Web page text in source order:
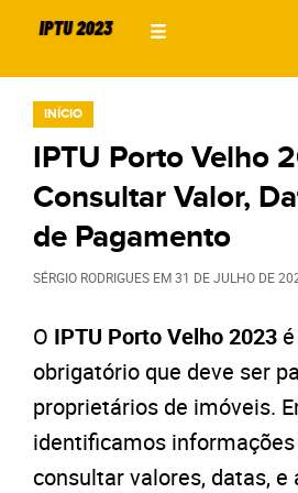
INÍCIO
IPTU Porto Velho
Consultar Valor,
de Pagamento
SÉRGIO RODRIGUES EM31 DE JULHO DE
O IPTU Porto Velho 2023
obrigatório que deve ser
proprietários de imóveis.
identificamos
consultar valores, datas, e